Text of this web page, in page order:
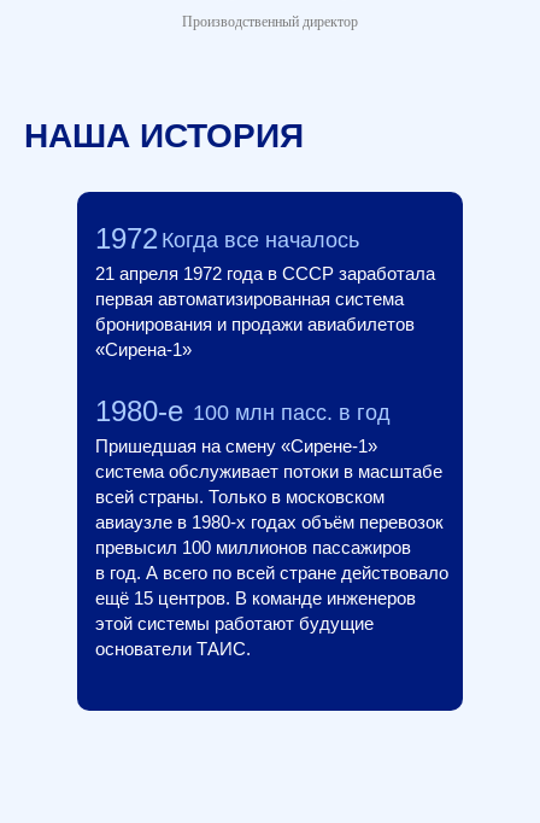
Производственный директор
НАША ИСТОРИЯ
Пришедшая на смену «Сирене-1»
система обслуживает потоки в масштабе
всей страны. Только в московском
авиаузле в 1980-х годах объём перевозок
превысил 100 миллионов пассажиров
в год. А всего по всей стране действовало
ещё 15 центров. В команде инженеров
этой системы работают будущие
основатели ТАИС.
100 млн пасс. в год
1980-е
21 апреля 1972 года в СССР заработала
первая автоматизированная система
бронирования и продажи авиабилетов
«Сирена-1»
Когда все началось
1972